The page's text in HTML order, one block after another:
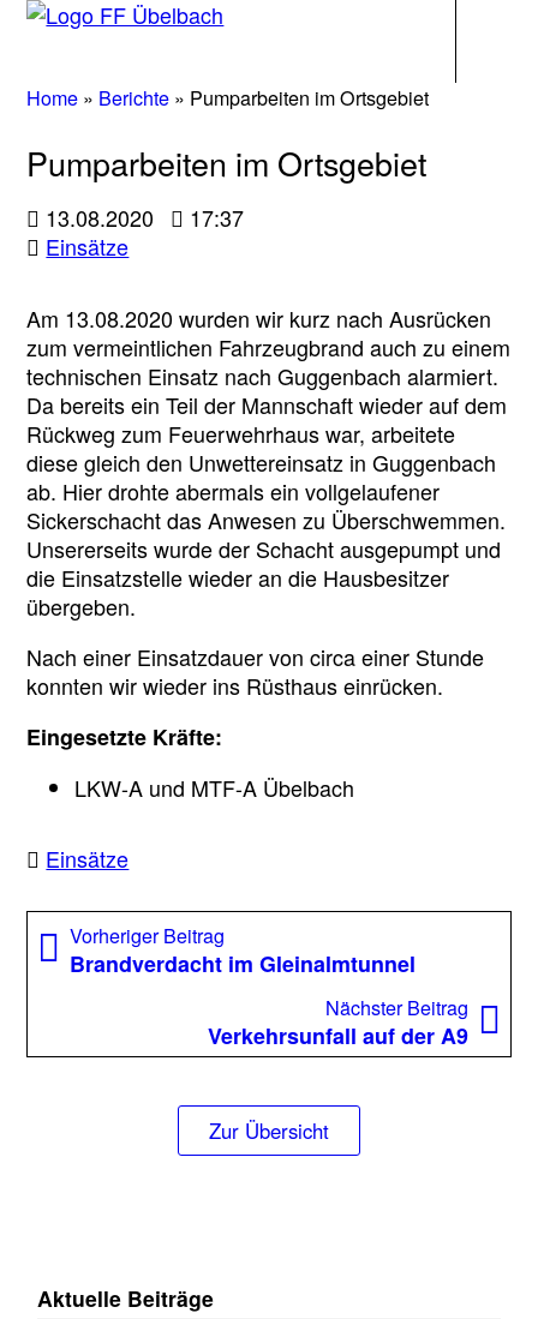
Home » Berichte » Pumparbeiten im Ortsgebiet
Pumparbeiten im Ortsgebiet
13.08.2020
17:37
Einsätze
Am 13.08.2020 wurden wir kurz nach Ausrücken
zum vermeintlichen Fahrzeugbrand auch zu einem
technischen Einsatz nach Guggenbach alarmiert.
Da bereits ein Teil der Mannschaft wieder auf dem
Rückweg zum Feuerwehrhaus war, arbeitete
diese gleich den Unwettereinsatz in Guggenbach
ab. Hier drohte abermals ein vollgelaufener
Sickerschacht das Anwesen zu Überschwemmen.
Unsererseits wurde der Schacht ausgepumpt und
die Einsatzstelle wieder an die Hausbesitzer
übergeben.
Nach einer Einsatzdauer von circa einer Stunde
konnten wir wieder ins Rüsthaus einrücken.
Eingesetzte Kräfte:
LKW-A und MTF-A Übelbach
Einsätze
Beitragsnavigation
Vorheriger Beitrag
Beitrag:
Brandverdacht im Gleinalmtunnel
Nächster Beitrag
Verkehrsunfall auf der A9
Zur Übersicht
Aktuelle Beiträge